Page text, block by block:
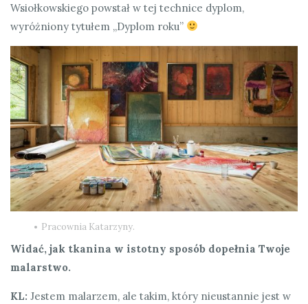
Wsiołkowskiego powstał w tej technice dyplom,
wyróżniony tytułem „Dyplom roku”
Pracownia Katarzyny.
Widać, jak tkanina w istotny sposób dopełnia Twoje
malarstwo.
KL: Jestem malarzem, ale takim, który nieustannie jest w